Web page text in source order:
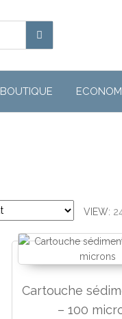
BOUTIQUE
VIEW:
Cartouche
– 100